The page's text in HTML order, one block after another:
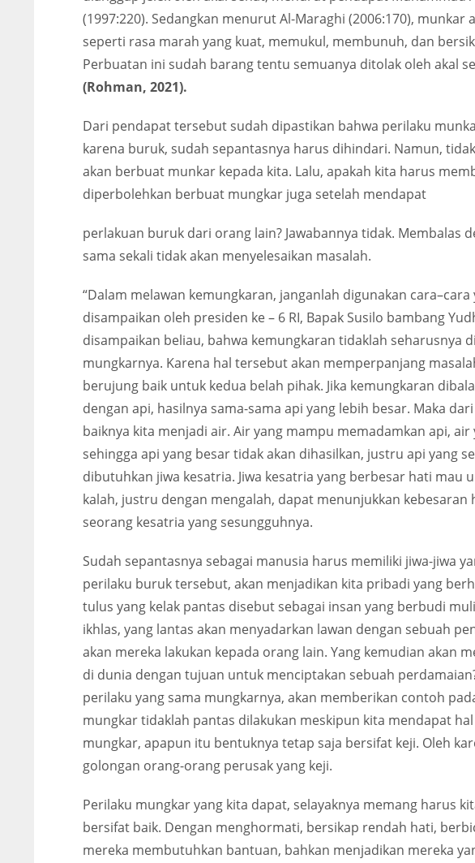
(1997:220). Sedangkan menurut Al-Maraghi (2006:170),
seperti rasa marah yang kuat, memukul, membunuh, dan
Perbuatan ini sudah barang tentu semuanya ditolak oleh akal
(Rohman, 2021).
Dari pendapat tersebut sudah dipastikan bahwa perilaku
karena buruk, sudah sepantasnya harus dihindari. Namun,
akan berbuat munkar kepada kita. Lalu, apakah kita harus
diperbolehkan berbuat mungkar juga setelah mendapat
perlakuan buruk dari orang lain? Jawabannya tidak. Membalas
sama sekali tidak akan menyelesaikan masalah.
“Dalam melawan kemungkaran, janganlah digunakan
disampaikan oleh presiden ke – 6 RI, Bapak Susilo bambang
disampaikan beliau, bahwa kemungkaran tidaklah seharusnya
mungkarnya. Karena hal tersebut akan memperpanjang
berujung baik untuk kedua belah pihak. Jika kemungkaran
dengan api, hasilnya sama-sama api yang lebih besar. Maka
baiknya kita menjadi air. Air yang mampu memadamkan api,
sehingga api yang besar tidak akan dihasilkan, justru api yang
dibutuhkan jiwa kesatria. Jiwa kesatria yang berbesar hati mau
kalah, justru dengan mengalah, dapat menunjukkan
seorang kesatria yang sesungguhnya.
Sudah sepantasnya sebagai manusia harus memiliki jiwa-jiwa
perilaku buruk tersebut, akan menjadikan kita pribadi yang
tulus yang kelak pantas disebut sebagai insan yang berbudi
ikhlas, yang lantas akan menyadarkan lawan dengan sebuah
akan mereka lakukan kepada orang lain. Yang kemudian akan
di dunia dengan tujuan untuk menciptakan sebuah
perilaku yang sama mungkarnya, akan memberikan contoh
mungkar tidaklah pantas dilakukan meskipun kita mendapat
mungkar, apapun itu bentuknya tetap saja bersifat keji. Oleh
golongan orang-orang perusak yang keji.
Perilaku mungkar yang kita dapat, selayaknya memang harus
bersifat baik. Dengan menghormati, bersikap rendah hati,
mereka membutuhkan bantuan, bahkan menjadikan mereka